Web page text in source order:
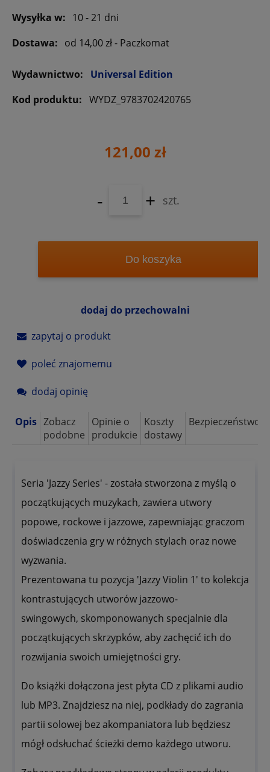
Wysyłka w: 10 - 21 dni
Dostawa: od 14,00 zł- Paczkomat
Wydawnictwo:
Universal Edition
Kod produktu: WYDZ_9783702420765
121,00 zł
- + szt.
Do koszyka
dodaj do przechowalni
zapytaj o produkt
poleć znajomemu
dodaj opinię
Opis Zobacz
podobne
Opinie o
produkcie
Koszty
dostawy
Bezpieczeństwo
Seria 'Jazzy Series' - została stworzona z myślą o
początkujących muzykach, zawiera utwory
popowe, rockowe i jazzowe, zapewniając graczom
doświadczenia gry w różnych stylach oraz nowe
wyzwania.
Prezentowana tu pozycja 'Jazzy Violin 1' to kolekcja
kontrastujących utworów jazzowo-
swingowych, skomponowanych specjalnie dla
początkujących skrzypków, aby zachęcić ich do
rozwijania swoich umiejętności gry.
Do książki dołączona jest płyta CD z plikami audio
lub MP3. Znajdziesz na niej, podkłady do zagrania
partii solowej bez akompaniatora lub będziesz
mógł odsłuchać ścieżki demo każdego utworu.